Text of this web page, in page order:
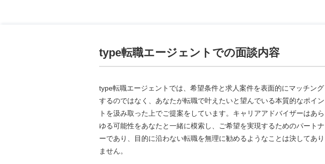
type転職エージェントでの面談内容
type転職エージェントでは、希望条件と求人案件を表面的にマッチング
するのではなく、あなたが転職で叶えたいと望んでいる本質的なポイン
トを汲み取った上でご提案をしています。キャリアアドバイザーはあら
ゆる可能性をあなたと一緒に模索し、ご希望を実現するためのパートナ
ーであり、目的に沿わない転職を無理に勧めるようなことは決してあり
ません。